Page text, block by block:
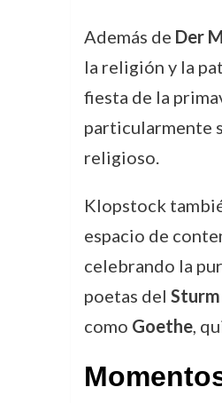
Además de Der
la religión y la
fiesta de la
particularmente
religioso.
Klopstock
espacio de
celebrando la
poetas del
como Goethe,